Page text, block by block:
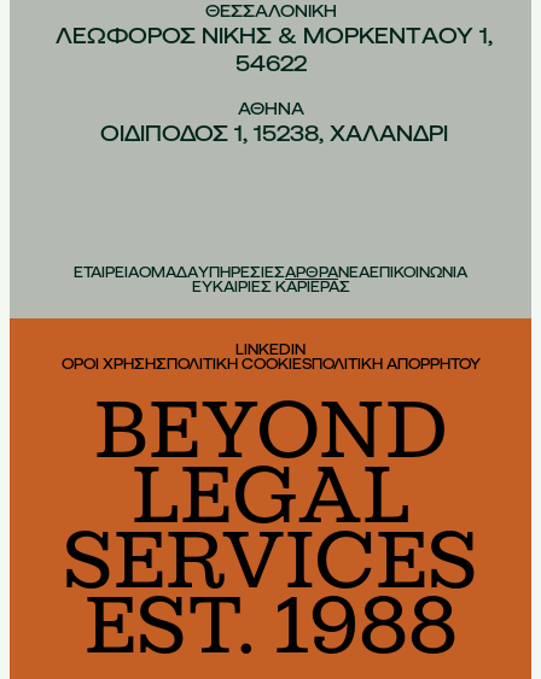
ΘΕΣΣΑΛΟΝIΚΗ
ΛΕΩΦOΡΟΣ ΝIΚΗΣ & ΜΟΡΚΕΝΤAΟΥ 1,
54622
ΑΘHΝΑ
ΟΙΔIΠΟΔΟΣ 1, 15238, ΧΑΛAΝΔΡΙ
ΕΤΑΙΡΕΙΑΟΜΑΔΑΥΠΗΡΕΣΙΕΣΑΡΘΡΑΝΕΑΕΠΙΚΟΙΝΩΝΙΑ
ΕΥΚΑΙΡΙΕΣ ΚΑΡΙΕΡΑΣ
LINKEDIN
ΟΡΟΙ ΧΡΗΣΗΣΠΟΛΙΤΙΚΗ COOKIESΠΟΛΙΤΙΚΗ ΑΠΟΡΡΗΤΟΥ
BEYOND
LEGAL
SERVICES
EST. 1988